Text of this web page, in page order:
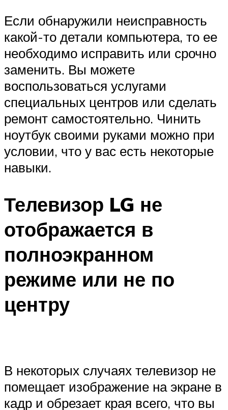
Если обнаружили неисправность
какой-то детали компьютера, то ее
необходимо исправить или срочно
заменить. Вы можете
воспользоваться услугами
специальных центров или сделать
ремонт самостоятельно. Чинить
ноутбук своими руками можно при
условии, что у вас есть некоторые
навыки.
Телевизор LG не
отображается в
полноэкранном
режиме или не по
центру
В некоторых случаях телевизор не
помещает изображение на экране в
кадр и обрезает края всего, что вы